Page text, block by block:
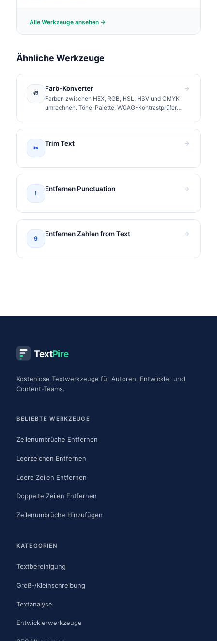
Alle Werkzeuge ansehen →
Ähnliche Werkzeuge
🎨
Farb-Konverter
Farben zwischen HEX, RGB, HSL, HSV und CMYK
umrechnen. Töne-Palette, WCAG-Kontrastprüfer
✂
Trim Text
!
Entfernen Punctuation
9
Entfernen Zahlen from Text
TextPire
Kostenlose Textwerkzeuge für Autoren, Entwickler und
Content-Teams.
BELIEBTE WERKZEUGE
Zeilenumbrüche Entfernen
Leerzeichen Entfernen
Leere Zeilen Entfernen
Doppelte Zeilen Entfernen
Zeilenumbrüche Hinzufügen
KATEGORIEN
Textbereinigung
Groß-/Kleinschreibung
Textanalyse
Entwicklerwerkzeuge